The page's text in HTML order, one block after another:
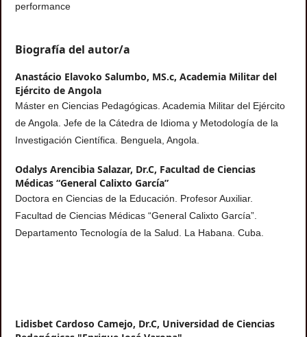
performance
Biografía del autor/a
Anastácio Elavoko Salumbo, MS.c, Academia Militar del
Ejército de Angola
Máster en Ciencias Pedagógicas. Academia Militar del Ejército
de Angola. Jefe de la Cátedra de Idioma y Metodología de la
Investigación Científica. Benguela, Angola.
Odalys Arencibia Salazar, Dr.C, Facultad de Ciencias
Médicas “General Calixto García”
Doctora en Ciencias de la Educación. Profesor Auxiliar.
Facultad de Ciencias Médicas “General Calixto García”.
Departamento Tecnología de la Salud. La Habana. Cuba.
Lidisbet Cardoso Camejo, Dr.C, Universidad de Ciencias